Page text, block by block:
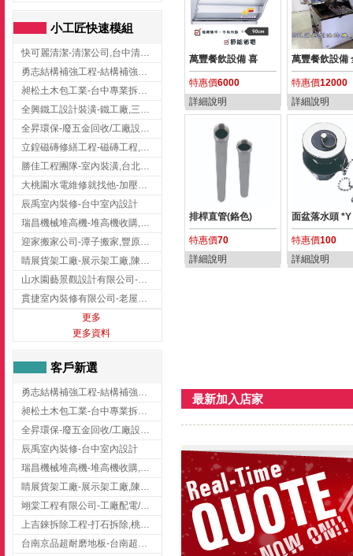
小工匠快速模組
快可麗清潔-清潔公司,台中清潔公司,台中居家清潔
勇志結構補強工程-結構補強工程 ,桃園結構補強工程,龍潭結構補強工程
昶松土木包工業-台中專業拆除工程/挖土機出租
全興鐵工設計裝潢-鐵工廠,三峽鐵工廠,台北鐵工廠
全昇環保-廢五金回收/工廠設備收購/機械設備回收/高價收購廠房設備
立鍠磁磚修繕工程-磁磚工程,磁磚修補,新竹磁磚工程
勝佳工程團隊-室內裝潢,台北房屋裝修,三重室內裝修
大桃園水電維修就找他-加壓馬達,抽水馬達,桃園水電行,中壢水電
辰禹室內裝修-台中室內設計
瑞昌機械堆高機-堆高機收購,新北市堆高機,桃園堆高機
迎家搬家公司-潭子搬家,豐原搬家,大雅搬家,大甲搬家,台中推薦搬家,台中搬家
睛展貨架工廠-展示架工廠,陳列架,台中展示架工廠
山水園藝景觀設計有限公司-景觀工程,景觀設計,新竹園藝工程,新竹景觀設計
貫捷室內裝修有限公司-老屋翻新工程,台中老屋翻新工程,台中舊屋翻新
更多
更多資料
客戶新選
勇志結構補強工程-結構補強工程 ,桃園結構補強工程,龍潭結構補強工程
昶松土木包工業-台中專業拆除工程/挖土機出租
全昇環保-廢五金回收/工廠設備收購/機械設備回收/高價收購廠房設備
辰禹室內裝修-台中室內設計
瑞昌機械堆高機-堆高機收購,新北市堆高機,桃園堆高機
睛展貨架工廠-展示架工廠,陳列架,台中展示架工廠
翊棠工程有限公司-工廠配電/高雄消防機電公司
上吉錸拆除工程-打石拆除,桃園打石拆除,桃園拆除工程
台南京品超耐磨地板-台南超耐磨地板
萬豐餐飲設備 喜
特惠價6000
詳細說明
萬豐餐飲設備
特惠價12000
詳細說明
排桿直管(鉻色)
特惠價70
詳細說明
面盆落水頭 *Y
特惠價100
詳細說明
最新加入店家